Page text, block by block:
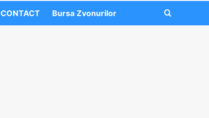
CONTACT Bursa Zvonurilor